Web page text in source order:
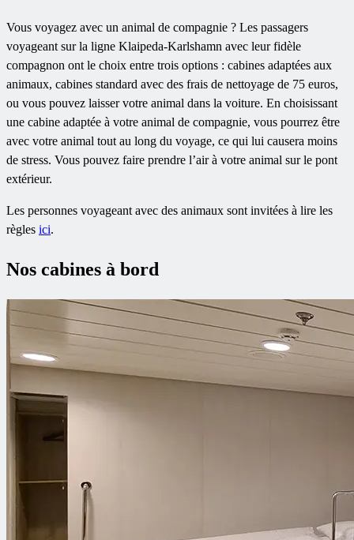
Vous voyagez avec un animal de compagnie ? Les passagers
voyageant sur la ligne Klaipeda-Karlshamn avec leur fidèle
compagnon ont le choix entre trois options : cabines adaptées aux
animaux, cabines standard avec des frais de nettoyage de 75 euros,
ou vous pouvez laisser votre animal dans la voiture. En choisissant
une cabine adaptée à votre animal de compagnie, vous pourrez être
avec votre animal tout au long du voyage, ce qui lui causera moins
de stress. Vous pouvez faire prendre l’air à votre animal sur le pont
extérieur.
Les personnes voyageant avec des animaux sont invitées à lire les
règles ici.
Nos cabines à bord